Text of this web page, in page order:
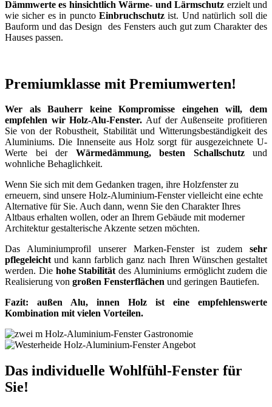
Dämmwerte es hinsichtlich Wärme- und Lärmschutz erzielt und
wie sicher es in puncto Einbruchschutz ist. Und natürlich soll die
Bauform und das Design des Fensters auch gut zum Charakter des
Hauses passen.
Premiumklasse mit Premiumwerten!
Wer als Bauherr keine Kompromisse eingehen will, dem
empfehlen wir Holz-Alu-Fenster. Auf der Außenseite profitieren
Sie von der Robustheit, Stabilität und Witterungsbeständigkeit des
Aluminiums. Die Innenseite aus Holz sorgt für ausgezeichnete U-
Werte bei der Wärmedämmung, besten Schallschutzund
wohnliche Behaglichkeit.
Wenn Sie sich mit dem Gedanken tragen, ihre Holzfenster zu
erneuern, sind unsere Holz-Aluminium-Fenster vielleicht eine echte
Alternative für Sie. Auch dann, wenn Sie den Charakter Ihres
Altbaus erhalten wollen, oder an Ihrem Gebäude mit moderner
Architektur gestalterische Akzente setzen möchten.
Das Aluminiumprofil unserer Marken-Fenster ist zudem sehr
pflegeleichtund kann farblich ganz nach Ihren Wünschen gestaltet
werden. Die hohe Stabilitätdes Aluminiums ermöglicht zudem die
Realisierung von großen Fensterflächen und geringen Bautiefen.
Fazit: außen Alu, innen Holz ist eine empfehlenswerte
Kombination mit vielen Vorteilen.
Das individuelle Wohlfühl-Fenster für
Sie!